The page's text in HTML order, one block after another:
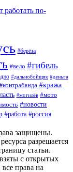
по-
#берёза
#вело #гибель
#дальнобойщик #деньга
#контрабанда #кража
#могилёв #мото
#новости
#работа #россия
защищены.
разрешается
статьи.
с открытых
права на